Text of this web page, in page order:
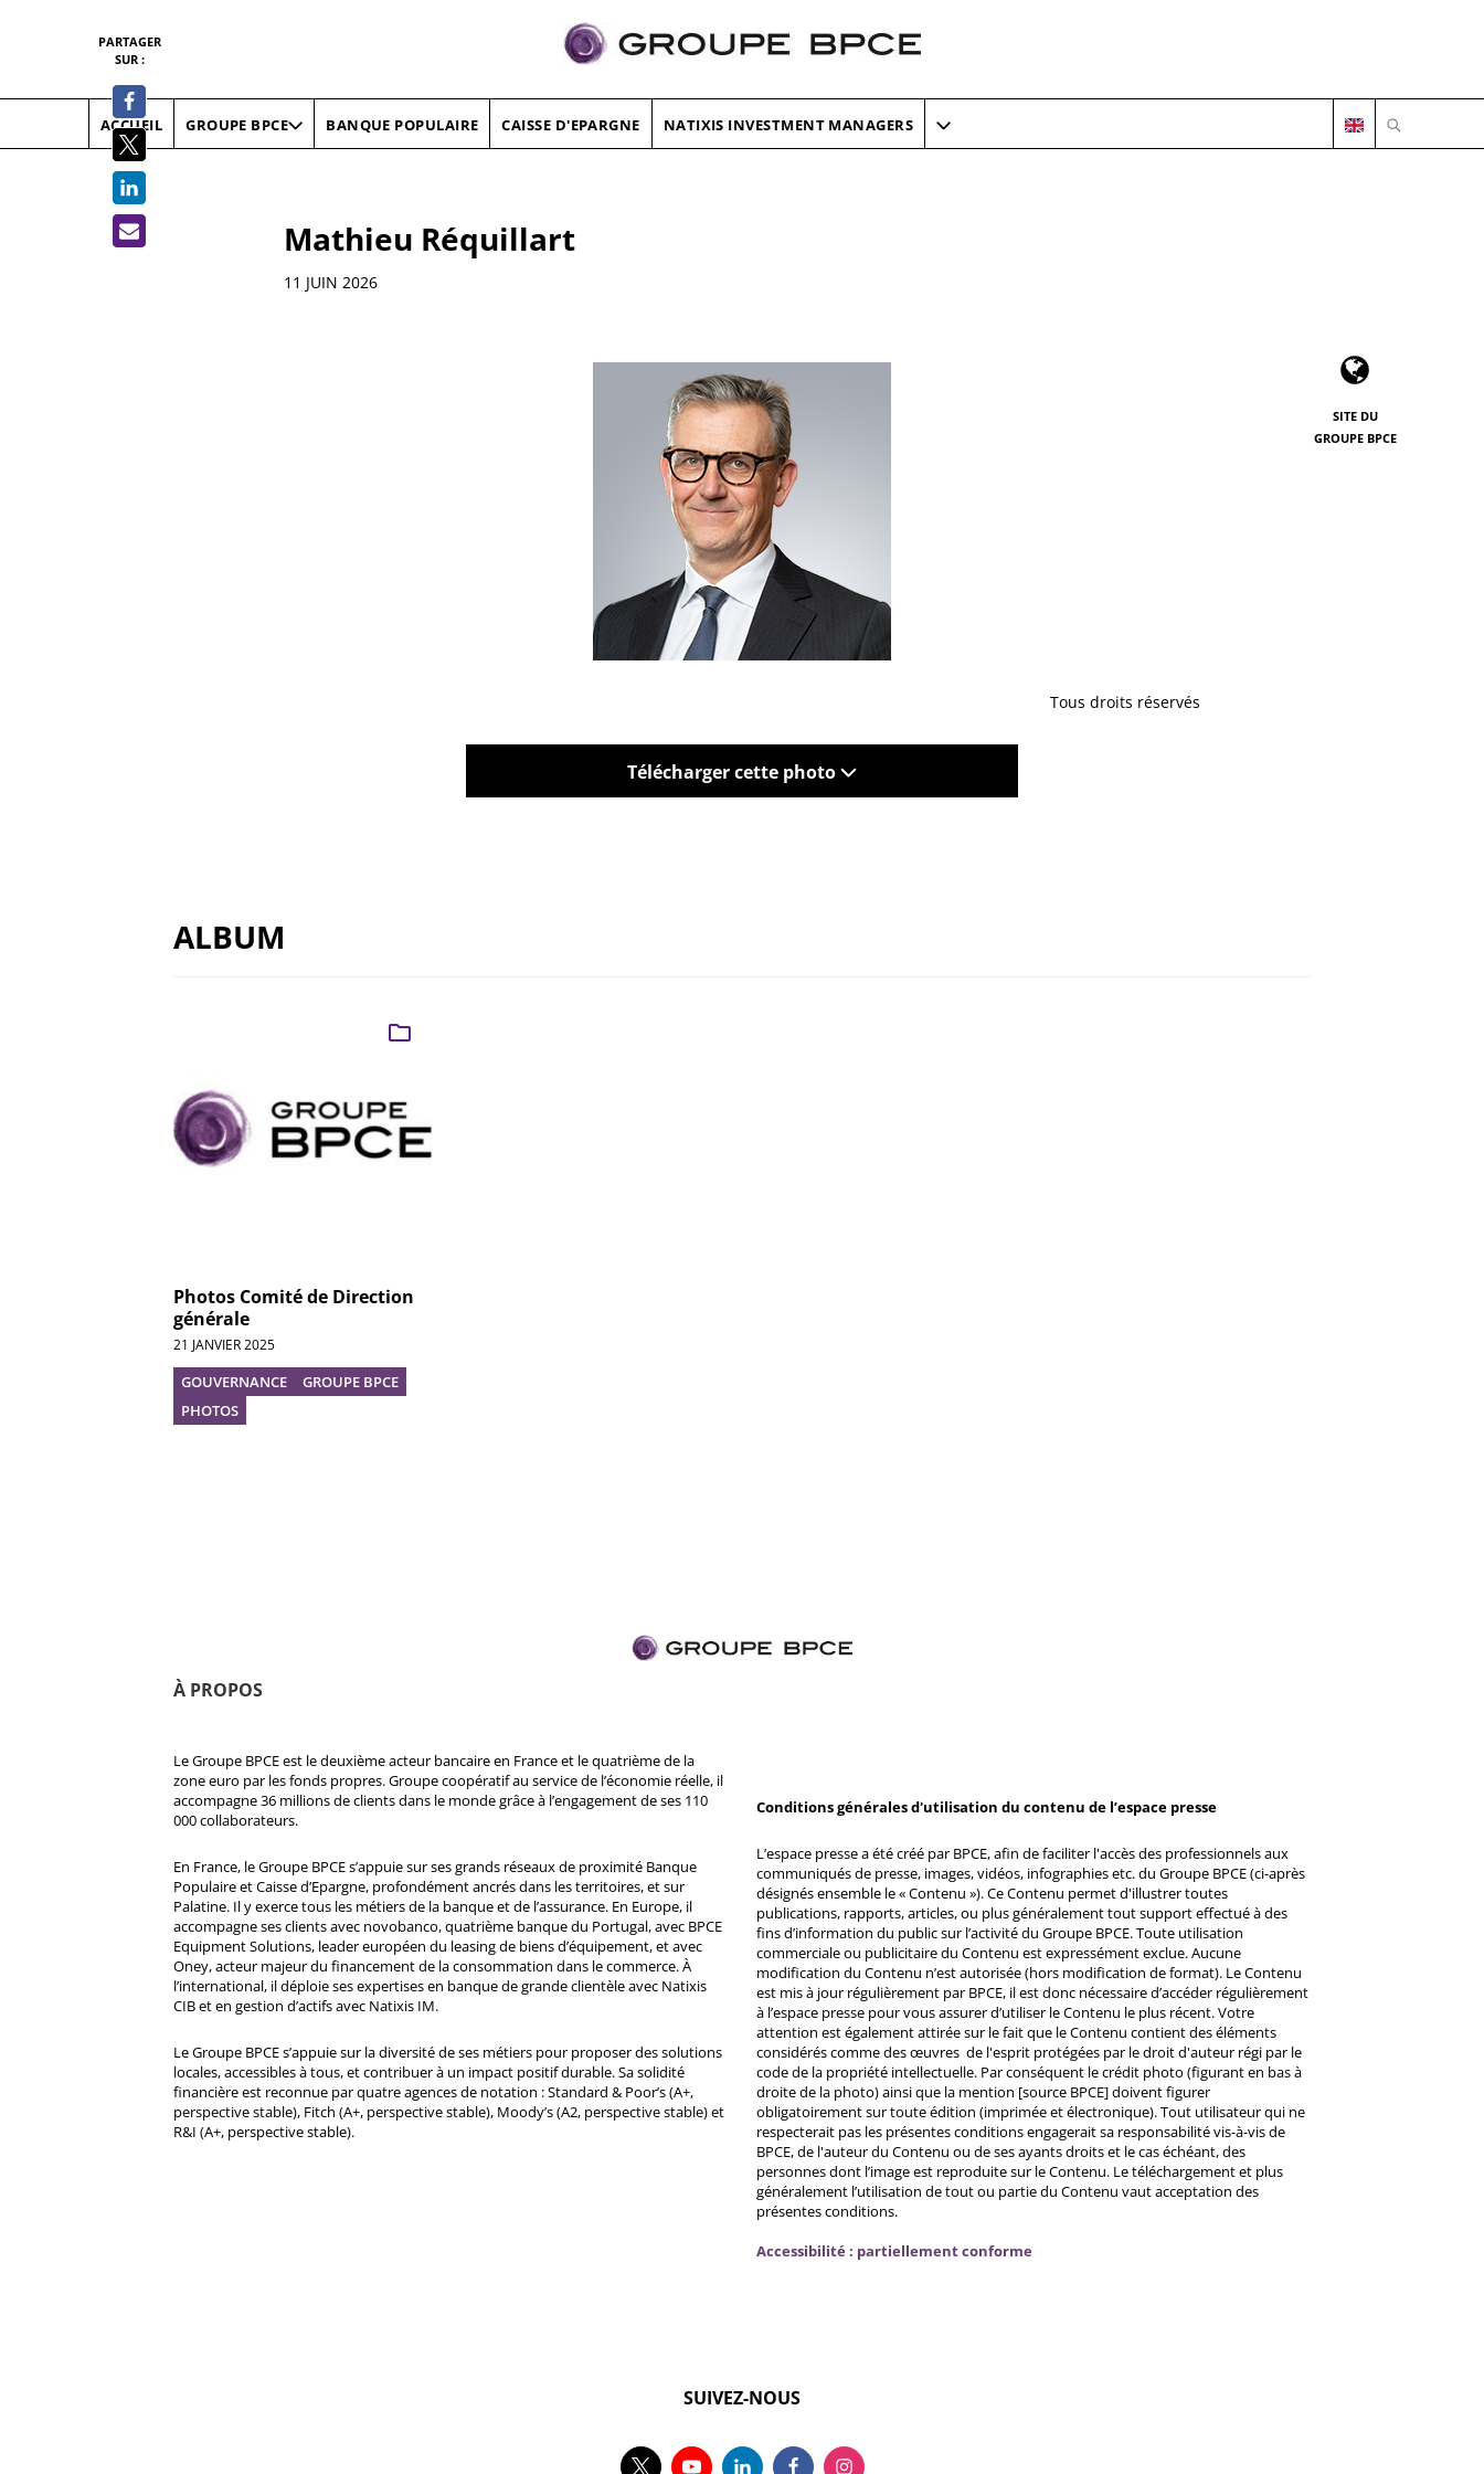
ACCUEIL GROUPE BPCE BANQUE POPULAIRE CAISSE D'EPARGNE NATIXIS INVESTMENT MANAGERS OUVRIR LA
Mathieu Réquillart
Informations
11 JUIN 2026
PARTAGER
SUR :
SITE DU
GROUPE BPCE
Tous droits réservés
Télécharger cette photo
ALBUM
Photos Comité de Direction
générale
21 JANVIER 2025
GOUVERNANCE
GROUPE BPCE
PHOTOS
À PROPOS
Le Groupe BPCE est le deuxième acteur bancaire en France et le quatrième de la
zone euro par les fonds propres. Groupe coopératif au service de l’économie réelle, il
accompagne 36 millions de clients dans le monde grâce à l’engagement de ses 110
000 collaborateurs.
En France, le Groupe BPCE s’appuie sur ses grands réseaux de proximité Banque
Populaire et Caisse d’Epargne, profondément ancrés dans les territoires, et sur
Palatine. Il y exerce tous les métiers de la banque et de l’assurance. En Europe, il
accompagne ses clients avec novobanco, quatrième banque du Portugal, avec BPCE
Equipment Solutions, leader européen du leasing de biens d’équipement, et avec
Oney, acteur majeur du financement de la consommation dans le commerce. À
l’international, il déploie ses expertises en banque de grande clientèle avec Natixis
CIB et en gestion d’actifs avec Natixis IM.
Le Groupe BPCE s’appuie sur la diversité de ses métiers pour proposer des solutions
locales, accessibles à tous, et contribuer à un impact positif durable. Sa solidité
financière est reconnue par quatre agences de notation : Standard & Poor’s (A+,
perspective stable), Fitch (A+, perspective stable), Moody’s (A2, perspective stable) et
R&I (A+, perspective stable).
Conditions générales d'utilisation du contenu de l’espace presse
L’espace presse a été créé par BPCE, afin de faciliter l'accès des professionnels aux
communiqués de presse, images, vidéos, infographies etc. du Groupe BPCE (ci-après
désignés ensemble le « Contenu »). Ce Contenu permet d'illustrer toutes
publications, rapports, articles, ou plus généralement tout support effectué à des
fins d’information du public sur l’activité du Groupe BPCE. Toute utilisation
commerciale ou publicitaire du Contenu est expressément exclue. Aucune
modification du Contenu n’est autorisée (hors modification de format). Le Contenu
est mis à jour régulièrement par BPCE, il est donc nécessaire d’accéder régulièrement
à l’espace presse pour vous assurer d’utiliser le Contenu le plus récent. Votre
attention est également attirée sur le fait que le Contenu contient des éléments
considérés comme des œuvres de l'esprit protégées par le droit d'auteur régi par le
code de la propriété intellectuelle. Par conséquent le crédit photo (figurant en bas à
droite de la photo) ainsi que la mention [source BPCE] doivent figurer
obligatoirement sur toute édition (imprimée et électronique). Tout utilisateur qui ne
respecterait pas les présentes conditions engagerait sa responsabilité vis-à-vis de
BPCE, de l'auteur du Contenu ou de ses ayants droits et le cas échéant, des
personnes dont l’image est reproduite sur le Contenu. Le téléchargement et plus
généralement l’utilisation de tout ou partie du Contenu vaut acceptation des
présentes conditions.
Accessibilité : partiellement conforme
SUIVEZ-NOUS